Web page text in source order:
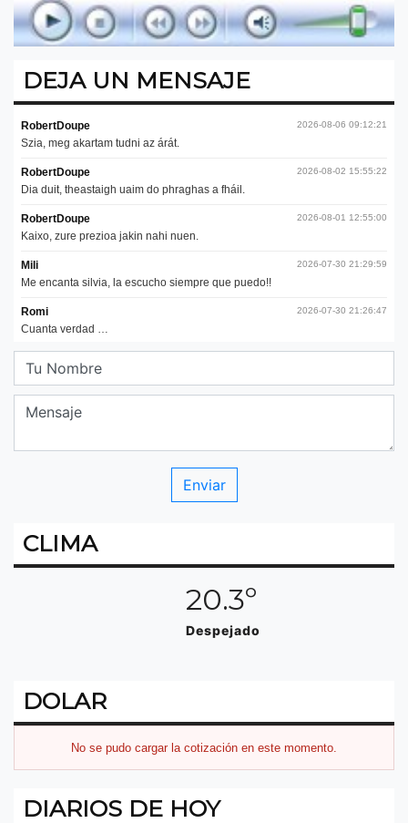
DEJA UN MENSAJE
CLIMA
20.3º
Despejado
DOLAR
No se pudo cargar la cotización en este momento.
DIARIOS DE HOY